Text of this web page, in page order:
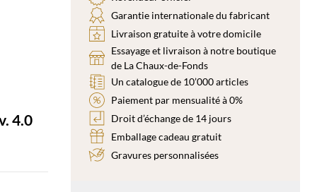
4.0
Garantie internationale du fabricant
Livraison gratuite à votre domicile
Essayage et livraison à notre boutique
de La Chaux-de-Fonds
Un catalogue de 10’000 articles
Paiement par mensualité à 0%
Droit d’échange de 14 jours
Emballage cadeau gratuit
Gravures personnalisées